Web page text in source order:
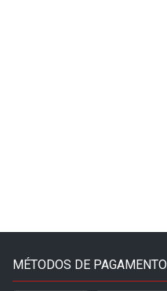
MÉTODOS DE PAGAMENTO